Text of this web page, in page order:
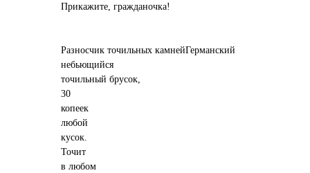
Прикажите, гражданочка!
Разносчик точильных камнейГерманский
небьющийся
точильный брусок,
30
копеек
любой
кусок.
Точит
в любом